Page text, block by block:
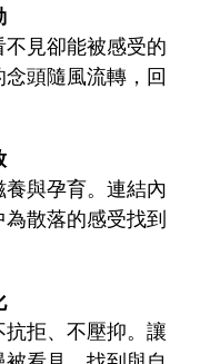
見卻能被感受的
頭隨風流轉，回
與孕育。連結內
散落的感受找到
拒、不壓抑。讓